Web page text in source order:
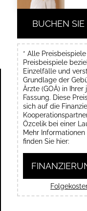
BUCHEN
* Alle Preisbeispiele
Preisbeispiele
Einzelfälle und
Grundlage der
Ärzte (GOÄ) in
Fassung. Diese
sich auf die
Özcelik bei einer
Mehr
finden Sie hier: